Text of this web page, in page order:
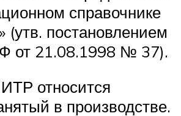
справочнике
(утв. постановлением
от 21.08.1998 № 37).
относится
в производстве.